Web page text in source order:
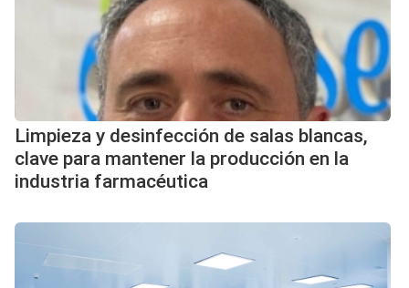
Limpieza y desinfección de salas blancas,
clave para mantener la producción en la
industria farmacéutica